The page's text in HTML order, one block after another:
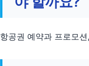
항공권 예약과 프로모